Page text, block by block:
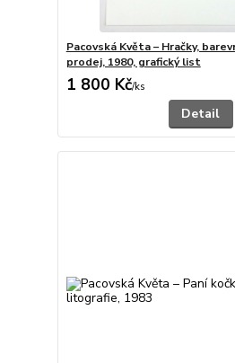
Pacovská Květa – Hračky,
prodej, 1980, grafický list
1 800 Kč/ks
Detail